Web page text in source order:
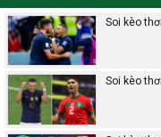
Soi kèo
Soi kèo